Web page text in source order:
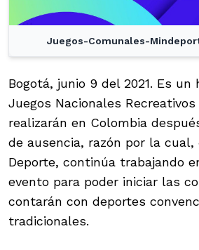
Juegos-Comunales-
Bogotá, junio 9 del 2021. Es un
Juegos Nacionales
realizarán en Colombia
de ausencia, razón por la
Deporte, continúa trabajando
evento para poder iniciar las
contarán con deportes
tradicionales.